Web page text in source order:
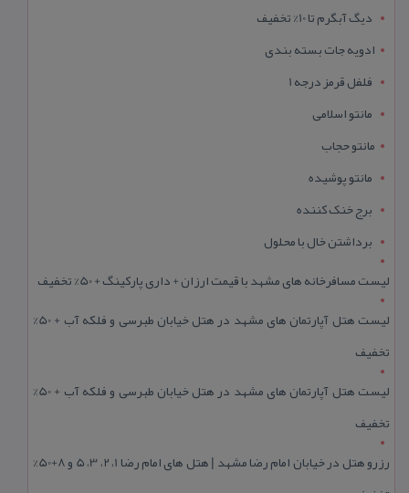
دیگ آبگرم تا 10% تخفیف
ادویه جات بسته بندی
فلفل قرمز درجه 1
مانتو اسلامی
مانتو حجاب
مانتو پوشیده
برج خنک کننده
برداشتن خال با محلول
لیست مسافرخانه های مشهد با قیمت ارزان + داری پارکینگ + 50% تخفیف
لیست هتل آپارتمان های مشهد در هتل خیابان طبرسی و فلکه آب + 50%
تخفیف
لیست هتل آپارتمان های مشهد در هتل خیابان طبرسی و فلکه آب + 50%
تخفیف
رزرو هتل در خیابان امام رضا مشهد | هتل‌ های امام رضا 1، 2، 3، 5 و 8+50%